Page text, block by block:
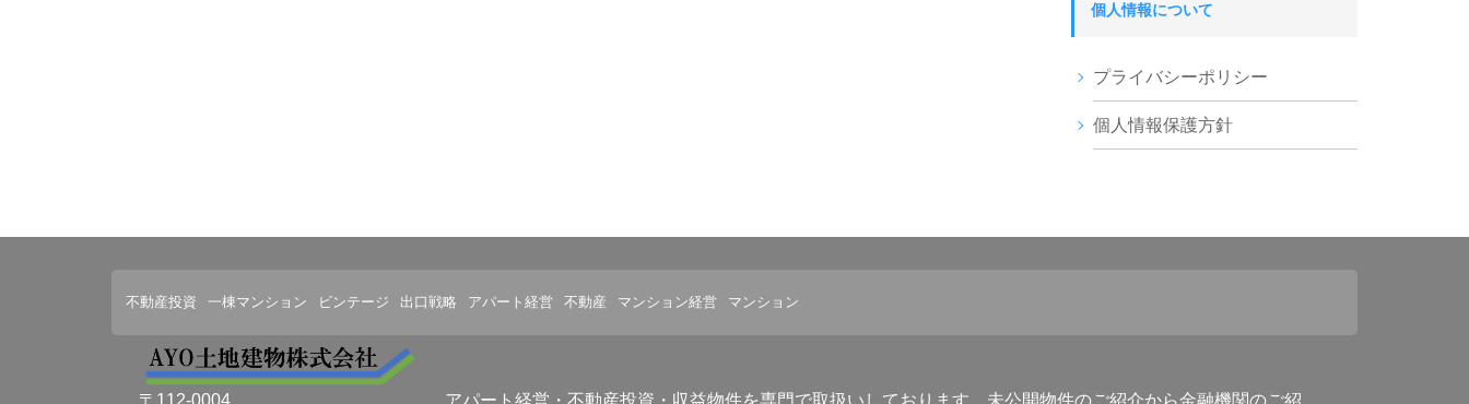
個人情報について
プライバシーポリシー
個人情報保護方針
不動産投資 一棟マンション ビンテージ 出口戦略 アパート経営 不動産 マンション経営 マンション
アパート経営・不動産投資・収益物件を専門で取扱いしております。未公開物件のご紹介から金融機関のご紹